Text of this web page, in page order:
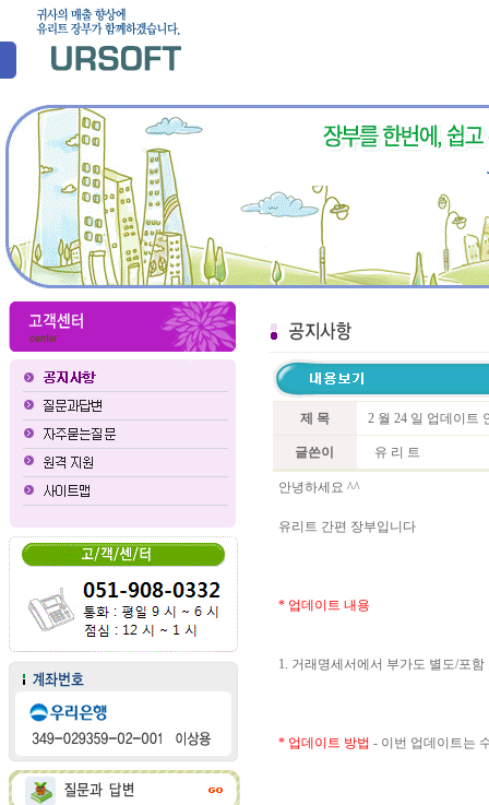
제 목 2 월 24 일 업데이트
글쓴이 유 리 트
안녕하세요 ^^
유리트 간편 장부입니다
* 업데이트 내용
1. 거래명세서에서 부가도 별도/포
* 업데이트 방법 - 이번 업데이트는